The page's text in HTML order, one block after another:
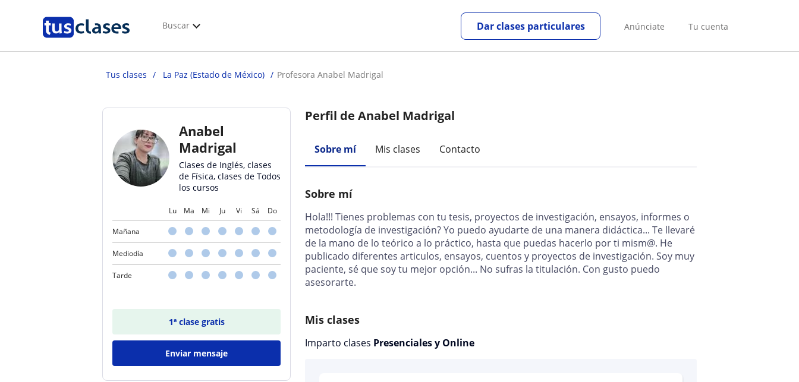
Buscar Anúnciate Tu cuenta
Dar clases particulares
Tus clases La Paz (Estado de México) Profesora Anabel Madrigal
Anabel
Madrigal
Clases de Inglés, clases
de Física, clases de Todos
los cursos
Lu Ma Mi Ju Vi Sá Do
Mañana
Mediodía
Tarde
1ª clase gratis
Enviar mensaje
Perfil de Anabel Madrigal
Sobre mí Mis clases Contacto
Sobre mí
Hola!!! Tienes problemas con tu tesis, proyectos de investigación, ensayos, informes o
metodología de investigación? Yo puedo ayudarte de una manera didáctica... Te llevaré
de la mano de lo teórico a lo práctico, hasta que puedas hacerlo por ti mism@. He
publicado diferentes articulos, ensayos, cuentos y proyectos de investigación. Soy muy
paciente, sé que soy tu mejor opción... No sufras la titulación. Con gusto puedo
asesorarte.
Mis clases
Imparto clases Presenciales y Online